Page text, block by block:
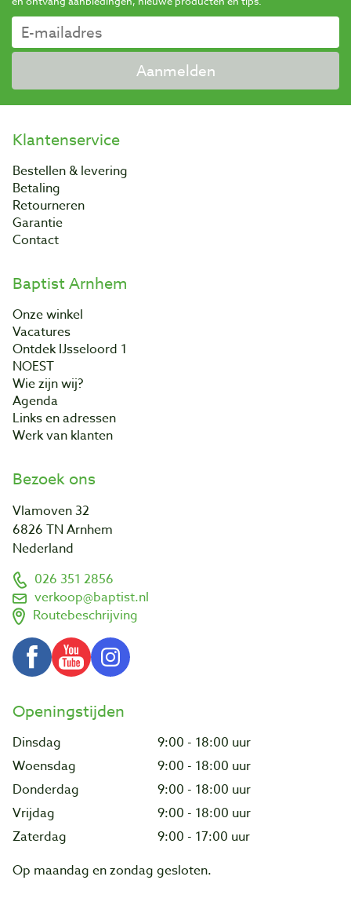
Aanmelden
Klantenservice
Bestellen & levering
Betaling
Retourneren
Garantie
Contact
Baptist Arnhem
Onze winkel
Vacatures
Ontdek IJsseloord 1
NOEST
Wie zijn wij?
Agenda
Links en adressen
Werk van klanten
Bezoek ons
Vlamoven 32
6826 TN Arnhem
Nederland
026 351 2856
verkoop@baptist.nl
Routebeschrijving
Openingstijden
Dinsdag
9:00 - 18:00 uur
Woensdag
9:00 - 18:00 uur
Donderdag
9:00 - 18:00 uur
Vrijdag
9:00 - 18:00 uur
Zaterdag
9:00 - 17:00 uur
Op maandag en zondag gesloten.